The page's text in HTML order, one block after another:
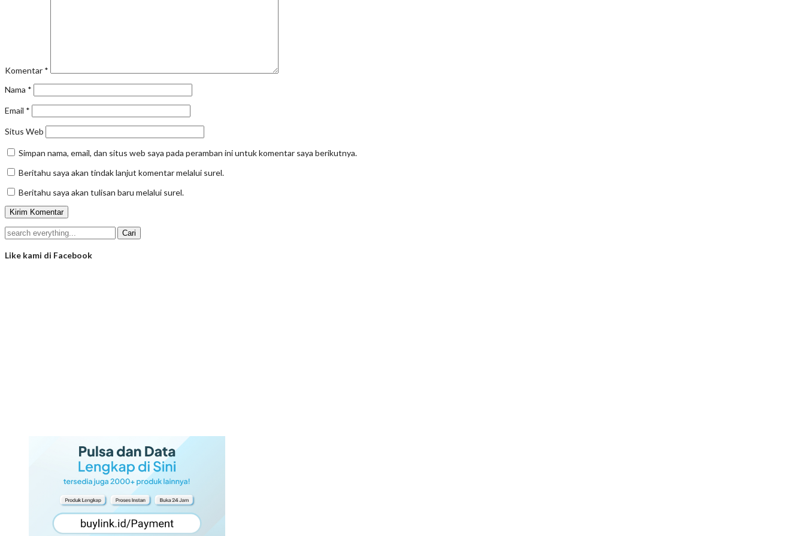
Komentar *
Nama *
Email *
Situs Web
Simpan nama, email, dan situs web saya pada peramban ini untuk komentar saya berikutnya.
Beritahu saya akan tindak lanjut komentar melalui surel.
Beritahu saya akan tulisan baru melalui surel.
Like kami di Facebook